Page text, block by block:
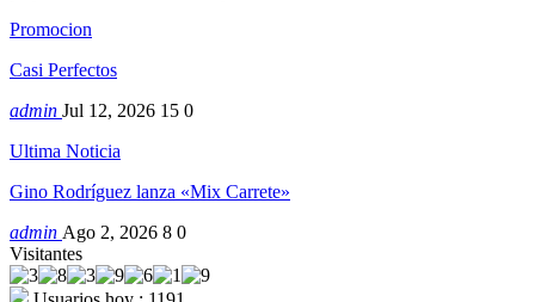
Promocion
Casi Perfectos
admin Jul 12, 2026 15 0
Ultima Noticia
Gino Rodríguez lanza «Mix Carrete»
admin Ago 2, 2026 8 0
Visitantes